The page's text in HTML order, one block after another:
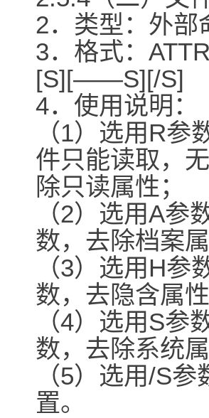
2．类型：外部
3．格式：
[S][――S][/S]
4．使用说明：
（1）选用R
件只能读取，
除只读属性；
（2）选用A
数，去除档案属
（3）选用H
数，去隐含属性
（4）选用S
数，去除系统属
（5）选用/S
置。